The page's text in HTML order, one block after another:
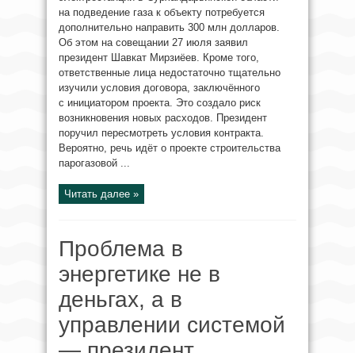
на подведение газа к объекту потребуется
дополнительно направить 300 млн долларов.
Об этом на совещании 27 июля заявил
президент Шавкат Мирзиёев. Кроме того,
ответственные лица недостаточно тщательно
изучили условия договора, заключённого
с инициатором проекта. Это создало риск
возникновения новых расходов. Президент
поручил пересмотреть условия контракта.
Вероятно, речь идёт о проекте строительства
парогазовой ...
Читать далее »
Проблема в
энергетике не в
деньгах, а в
управлении системой